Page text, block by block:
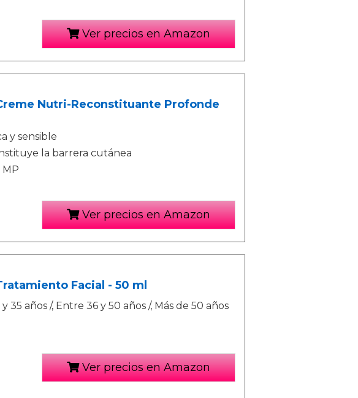
Ver precios en Amazon
Nutri-Reconstituante Profonde
y sensible
la barrera cutánea
MP
Ver precios en Amazon
Facial - 50 ml
35 años /, Entre 36 y 50 años /, Más de 50 años
Ver precios en Amazon